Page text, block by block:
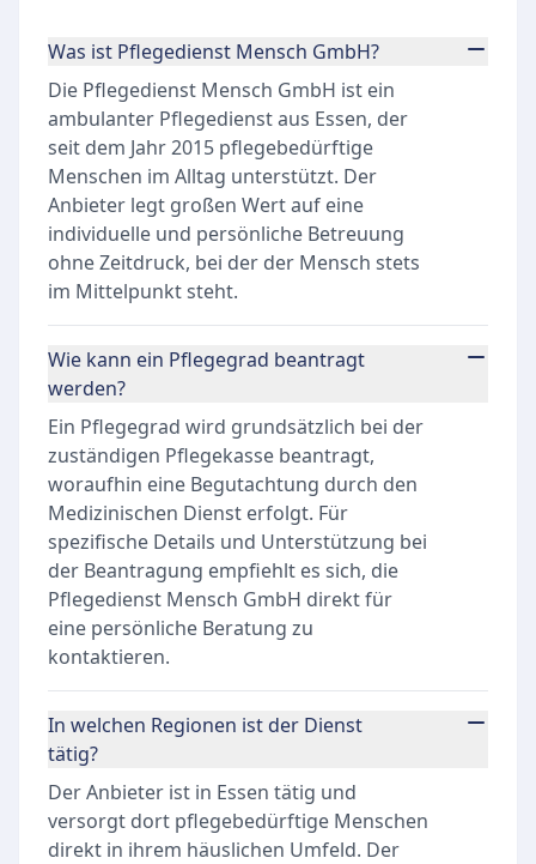
Was ist Pflegedienst Mensch GmbH?
Die Pflegedienst Mensch GmbH ist ein
ambulanter Pflegedienst aus Essen, der
seit dem Jahr 2015 pflegebedürftige
Menschen im Alltag unterstützt. Der
Anbieter legt großen Wert auf eine
individuelle und persönliche Betreuung
ohne Zeitdruck, bei der der Mensch stets
im Mittelpunkt steht.
Wie kann ein Pflegegrad beantragt
werden?
Ein Pflegegrad wird grundsätzlich bei der
zuständigen Pflegekasse beantragt,
woraufhin eine Begutachtung durch den
Medizinischen Dienst erfolgt. Für
spezifische Details und Unterstützung bei
der Beantragung empfiehlt es sich, die
Pflegedienst Mensch GmbH direkt für
eine persönliche Beratung zu
kontaktieren.
In welchen Regionen ist der Dienst
tätig?
Der Anbieter ist in Essen tätig und
versorgt dort pflegebedürftige Menschen
direkt in ihrem häuslichen Umfeld. Der